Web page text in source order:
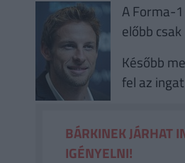
A Forma-
előbb
Később
fel az
BÁRKINEK JÁRHAT
IGÉNYELNI!